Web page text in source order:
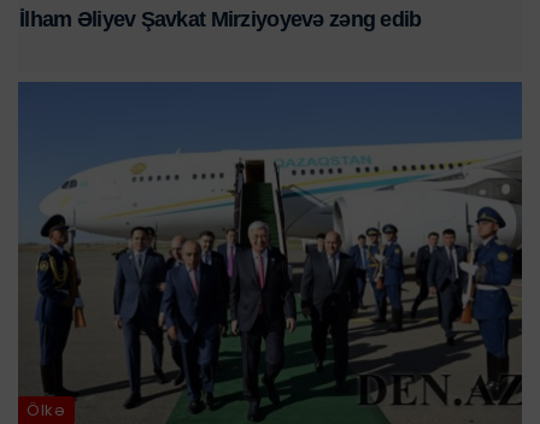
İlham Əliyev Şavkat Mirziyoyevə zəng edib
Ölkə